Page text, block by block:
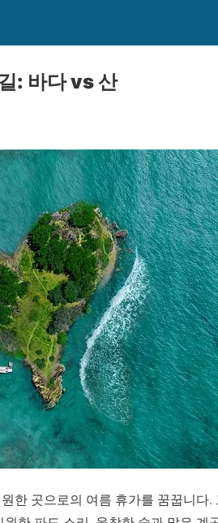
: 바다 vs 산
한 곳으로의 여름 휴가를 꿈꿉니다